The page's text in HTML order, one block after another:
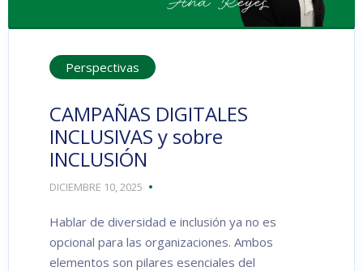
Perspectivas
CAMPAÑAS DIGITALES
INCLUSIVAS y sobre
INCLUSIÓN
DICIEMBRE 10, 2025
Hablar de diversidad e inclusión ya no es
opcional para las organizaciones. Ambos
elementos son pilares esenciales del